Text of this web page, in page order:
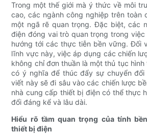
Trong một thế giới mà ý thức về môi
cao, các ngành công nghiệp trên toàn
một ngã rẽ quan trọng. Đặc biệt, các
điện đóng vai trò quan trọng trong
hướng tới các thực tiễn bền vững. Đối
lĩnh vực này, việc áp dụng các chiến
không chỉ đơn thuần là một thủ tục
có ý nghĩa để thúc đẩy sự chuyển đổi
viết này sẽ đi sâu vào các chiến lược
nhà cung cấp thiết bị điện có thể thực
đổi đáng kể và lâu dài.
Hiểu rõ tầm quan trọng của tính
thiết bị điện